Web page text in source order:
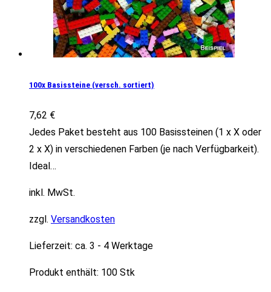
100x Basissteine (versch. sortiert)
7,62 €
Jedes Paket besteht aus 100 Basissteinen (1 x X oder
2 x X) in verschiedenen Farben (je nach Verfügbarkeit).
Ideal…
inkl. MwSt.
zzgl. Versandkosten
Lieferzeit: ca. 3 - 4 Werktage
Produkt enthält: 100 Stk